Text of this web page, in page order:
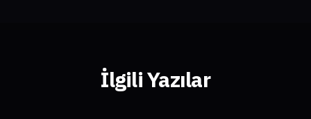
İlgili Yazılar